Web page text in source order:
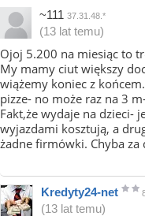
~111 37.31.48.*
(13 lat temu)
Ojoj 5.200 na miesiąc to
My mamy ciut większy
wiążemy koniec z
pizze- no może raz na 3
Fakt,że wydaje na dzieci-
wyjazdami kosztują, a
żadne firmówki. Chyba za
Kredyty24-net
(13 lat temu)